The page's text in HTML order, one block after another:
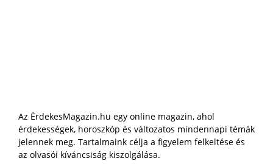
Az ÉrdekesMagazin.hu egy online magazin, ahol
érdekességek, horoszkóp és változatos mindennapi témák
jelennek meg. Tartalmaink célja a figyelem felkeltése és
az olvasói kíváncsiság kiszolgálása.